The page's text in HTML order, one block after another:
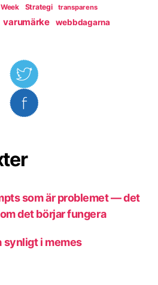
Strategi transparens
varumärke webbdagarna
som är problemet — det
det börjar fungera
synligt i memes